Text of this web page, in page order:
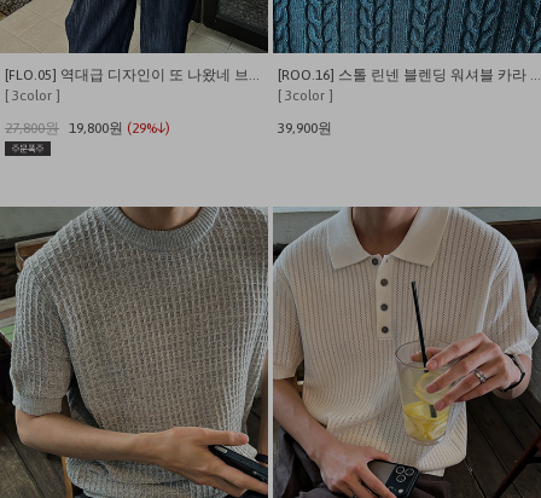
[ 3color ]
27,800원 19,800원 (29%↓)
[ 3color ]
39,900원